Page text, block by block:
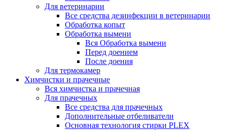
Для ветеринарии
Все средства дезинфекции в ветеринарии
Обработка копыт
Обработка вымени
Вся Обработка вымени
Перед доением
После доения
Для термокамер
Химчистки и прачечные
Вся химчистка и прачечная
Для прачечных
Все средства для прачечных
Дополнительные отбеливатели
Основная технология стирки PLEX